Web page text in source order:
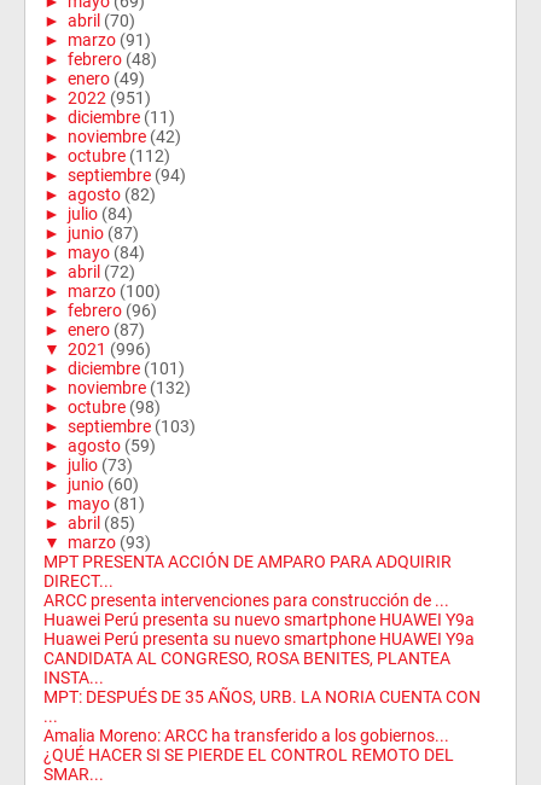
► abril (70)
► marzo (91)
► febrero (48)
► enero (49)
► 2022 (951)
► diciembre (11)
► noviembre (42)
► octubre (112)
► septiembre (94)
► agosto (82)
► julio (84)
► junio (87)
► mayo (84)
► abril (72)
► marzo (100)
► febrero (96)
► enero (87)
▼ 2021 (996)
► diciembre (101)
► noviembre (132)
► octubre (98)
► septiembre (103)
► agosto (59)
► julio (73)
► junio (60)
► mayo (81)
► abril (85)
▼
marzo (93)
MPT PRESENTA ACCIÓN DE AMPARO PARA ADQUIRIR
DIRECT...
ARCC presenta intervenciones para construcción de ...
Huawei Perú presenta su nuevo smartphone HUAWEI Y9a
Huawei Perú presenta su nuevo smartphone HUAWEI Y9a
CANDIDATA AL CONGRESO, ROSA BENITES, PLANTEA
INSTA...
MPT: DESPUÉS DE 35 AÑOS, URB. LA NORIA CUENTA CON
...
Amalia Moreno: ARCC ha transferido a los gobiernos...
¿QUÉ HACER SI SE PIERDE EL CONTROL REMOTO DEL
SMAR...